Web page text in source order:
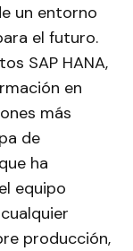
un entorno
el futuro.
SAP HANA,
en
más
de
ha
equipo
producción,